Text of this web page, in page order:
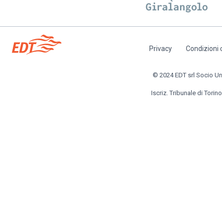
Privacy Condizioni
© 2024 EDT srl Socio
Iscriz. Tribunale di